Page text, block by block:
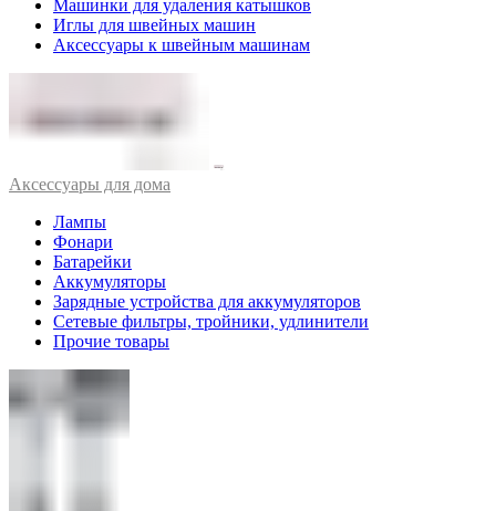
Машинки для удаления катышков
Иглы для швейных машин
Аксессуары к швейным машинам
Аксессуары для дома
Лампы
Фонари
Батарейки
Аккумуляторы
Зарядные устройства для аккумуляторов
Сетевые фильтры, тройники, удлинители
Прочие товары